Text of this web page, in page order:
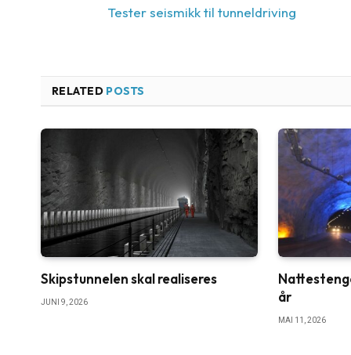
Tester seismikk til tunneldriving
RELATED POSTS
Skipstunnelen skal realiseres
JUNI 9, 2026
år
MAI 11, 2026